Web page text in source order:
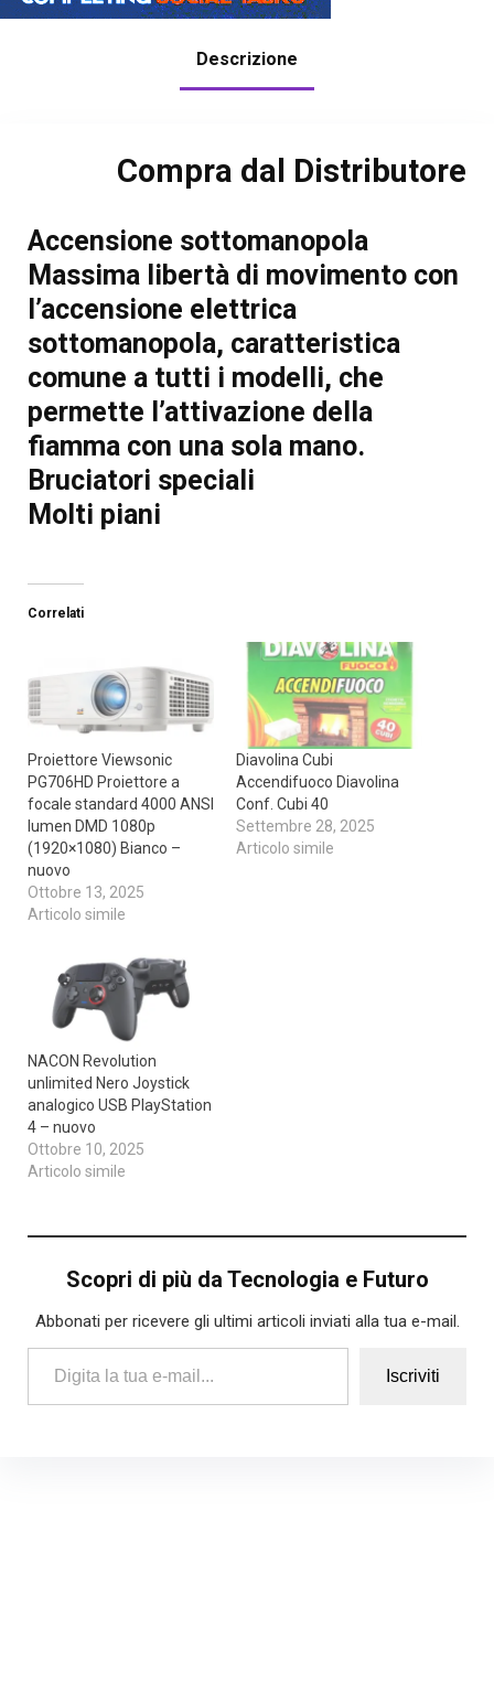
Descrizione
Compra dal Distributore
Accensione sottomanopola
Massima libertà di movimento con
l’accensione elettrica
sottomanopola, caratteristica
comune a tutti i modelli, che
permette l’attivazione della
fiamma con una sola mano.
Bruciatori speciali
Molti piani
Correlati
Proiettore Viewsonic
PG706HD Proiettore a
focale standard 4000 ANSI
lumen DMD 1080p
(1920×1080) Bianco –
nuovo
Ottobre 13, 2025
Articolo simile
Diavolina Cubi
Accendifuoco Diavolina
Conf. Cubi 40
Settembre 28, 2025
Articolo simile
NACON Revolution
unlimited Nero Joystick
analogico USB PlayStation
4 – nuovo
Ottobre 10, 2025
Articolo simile
Scopri di più da Tecnologia e Futuro
Abbonati per ricevere gli ultimi articoli inviati alla tua e-mail.
Digita la tua e-mail...
Iscriviti